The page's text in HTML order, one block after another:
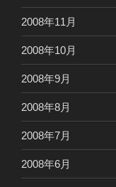
2008年11月
2008年10月
2008年9月
2008年8月
2008年7月
2008年6月